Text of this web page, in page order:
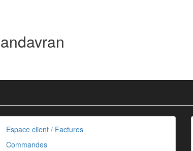
Espace client / Factures
Commandes